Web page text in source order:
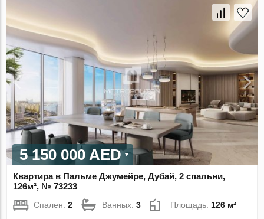
5 150 000 AED
Квартира в Пальме Джумейре, Дубай, 2 спальни,
126м², № 73233
Спален:2 Ванных:3 Площадь: 126 м²